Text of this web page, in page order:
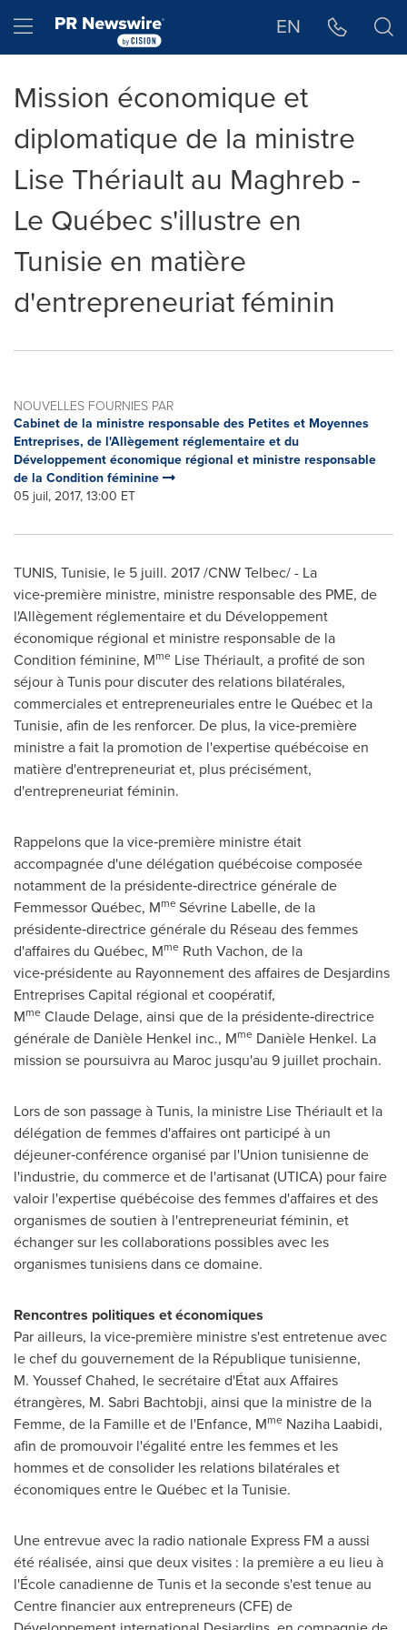
Hamburger menu EN
Mission économique et
diplomatique de la ministre
Lise Thériault au Maghreb -
Le Québec s'illustre en
Tunisie en matière
d'entrepreneuriat féminin
NOUVELLES FOURNIES PAR
Cabinet de la ministre responsable des Petites et Moyennes
Entreprises, de l'Allègement réglementaire et du
Développement économique régional et ministre responsable
de la Condition féminine
05 juil, 2017, 13:00 ET
TUNIS, Tunisie, le 5 juill. 2017 /CNW Telbec/ - La
vice‑première ministre, ministre responsable des PME, de
l'Allègement réglementaire et du Développement
économique régional et ministre responsable de la
Condition féminine, Mme Lise Thériault, a profité de son
séjour àTunis pour discuter des relations bilatérales,
commerciales et entrepreneuriales entre le Québec et la
Tunisie, afin de les renforcer. De plus, la vice‑première
ministre a fait la promotion de l'expertise québécoise en
matière d'entrepreneuriat et, plus précisément,
d'entrepreneuriat féminin.
Rappelons que la vice‑première ministre était
accompagnée d'une délégation québécoise composée
notamment de la présidente‑directrice générale de
Femmessor Québec, MmeSévrine Labelle, de la
présidente‑directrice générale du Réseau des femmes
d'affaires du Québec, Mme Ruth Vachon, de la
vice‑présidente au Rayonnement des affaires de Desjardins
Entreprises Capital régional et coopératif,
Mme Claude Delage, ainsi que de la présidente‑directrice
générale de Danièle Henkel inc., Mme Danièle Henkel. La
mission se poursuivra au Maroc jusqu'au 9 juillet prochain.
Lors deson passage àTunis, la ministre Lise Thériault et la
délégation de femmes d'affaires ont participé à un
déjeuner‑conférence organisé par l'Union tunisienne de
l'industrie, du commerce et de l'artisanat (UTICA) pour faire
valoir l'expertise québécoise des femmes d'affaires et des
organismes de soutien à l'entrepreneuriat féminin, et
échanger sur les collaborations possibles avec les
organismes tunisiens dans ce domaine.
Rencontres politiques et économiques
Par ailleurs, la vice‑première ministre s'est entretenue avec
le chef du gouvernement de la République tunisienne,
M. Youssef Chahed, le secrétaire d'État aux Affaires
étrangères, M. Sabri Bachtobji, ainsi que la ministre de la
Femme, de la Famille et de l'Enfance, Mme Naziha Laabidi,
afin de promouvoir l'égalité entre les femmes et les
hommes et de consolider les relations bilatérales et
économiques entre le Québec et la Tunisie.
Une entrevue avec la radio nationale Express FM a aussi
été réalisée, ainsi que deux visites : la première a eu lieu à
l'École canadienne deTuniset la seconde s'est tenue au
Centre financier aux entrepreneurs (CFE) de